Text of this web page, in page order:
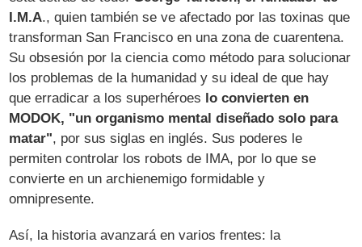
I.M.A., quien también se ve afectado por las toxinas que
transforman San Francisco en una zona de cuarentena.
Su obsesión por la ciencia como método para solucionar
los problemas de la humanidad y su ideal de que hay
que erradicar a los superhéroes lo convierten en
MODOK, "un organismo mental diseñado solo para
matar", por sus siglas en inglés. Sus poderes le
permiten controlar los robots de IMA, por lo que se
convierte en un archienemigo formidable y
omnipresente.
Así, la historia avanzará en varios frentes: la